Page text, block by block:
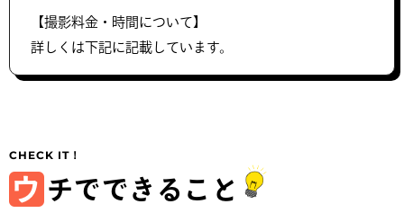
【撮影料金・時間について】
詳しくは下記に記載しています。
ウ チでできること